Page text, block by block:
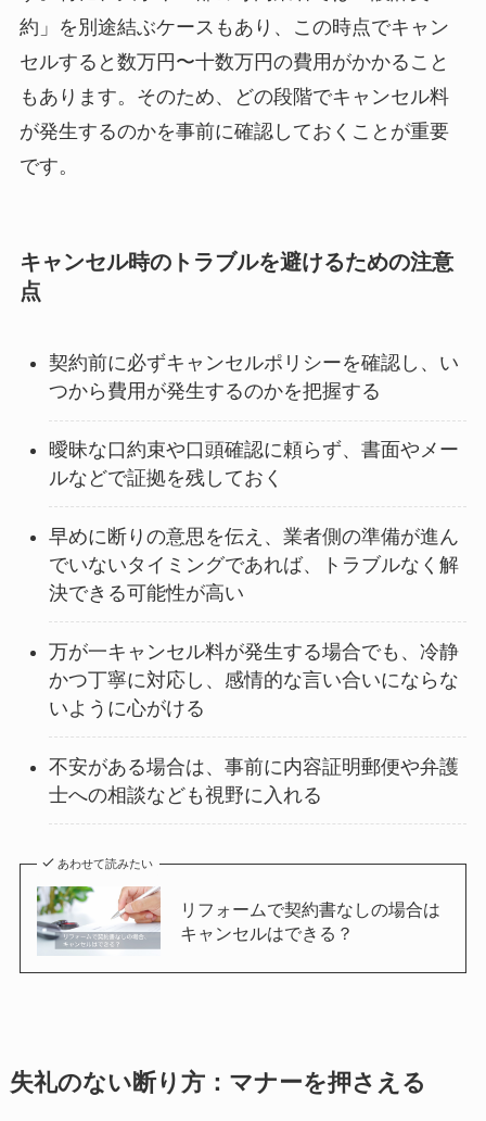
約」を別途結ぶケースもあり、この時点でキャン
セルすると数万円〜十数万円の費用がかかること
もあります。そのため、どの段階でキャンセル料
が発生するのかを事前に確認しておくことが重要
です。
キャンセル時のトラブルを避けるための注意
点
契約前に必ずキャンセルポリシーを確認し、い
つから費用が発生するのかを把握する
曖昧な口約束や口頭確認に頼らず、書面やメー
ルなどで証拠を残しておく
早めに断りの意思を伝え、業者側の準備が進ん
でいないタイミングであれば、トラブルなく解
決できる可能性が高い
万が一キャンセル料が発生する場合でも、冷静
かつ丁寧に対応し、感情的な言い合いにならな
いように心がける
不安がある場合は、事前に内容証明郵便や弁護
士への相談なども視野に入れる
あわせて読みたい
リフォームで契約書なしの場合は
キャンセルはできる？
失礼のない断り方：マナーを押さえる